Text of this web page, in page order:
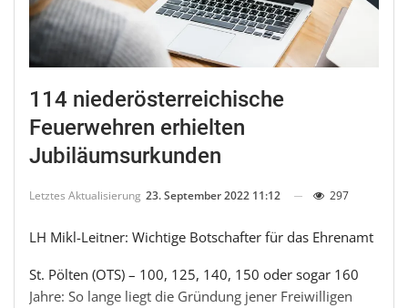
114 niederösterreichische
Feuerwehren erhielten
Jubiläumsurkunden
Letztes Aktualisierung 23. September 2022 11:12 297
LH Mikl-Leitner: Wichtige Botschafter für das Ehrenamt
St. Pölten (OTS) – 100, 125, 140, 150 oder sogar 160
Jahre: So lange liegt die Gründung jener Freiwilligen